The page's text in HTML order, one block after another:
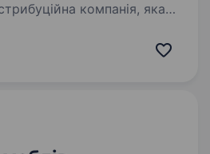
компанія, яка
до продажу та наданні